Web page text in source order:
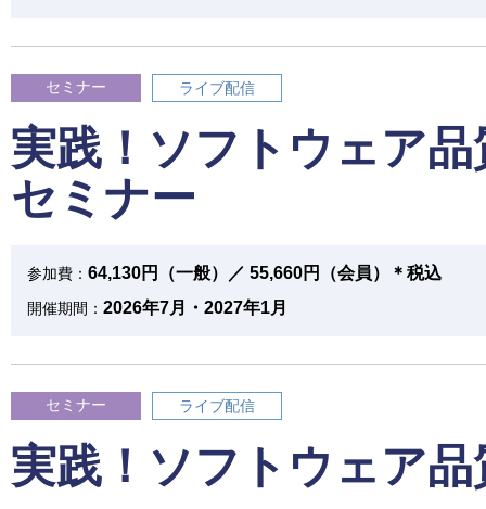
セミナー ライブ配信
実践！ソフトウェア
セミナー
参加費： 64,130円（一般）／ 55,660円（会員）＊税込
開催期間： 2026年7月・2027年1月
セミナー ライブ配信
実践！ソフトウェア